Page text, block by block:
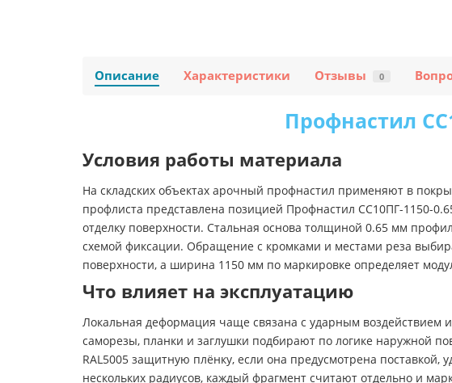
Описание Характеристики Отзывы 0
Профнастил
Условия работы материала
На складских объектах арочный профнастил применяют в
профлиста представлена позицией Профнастил СС10ПГ-1150-
отделку поверхности. Стальная основа толщиной 0.65 мм
схемой фиксации. Обращение с кромками и местами реза
поверхности, а ширина 1150 мм по маркировке определяет
Что влияет на эксплуатацию
Локальная деформация чаще связана с ударным воздействием
саморезы, планки и заглушки подбирают по логике наружной
RAL5005 защитную плёнку, если она предусмотрена поставкой,
нескольких радиусов, каждый фрагмент считают отдельно и